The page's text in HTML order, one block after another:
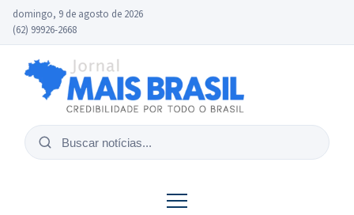
domingo, 9 de agosto de 2026
(62) 99926-2668
Buscar